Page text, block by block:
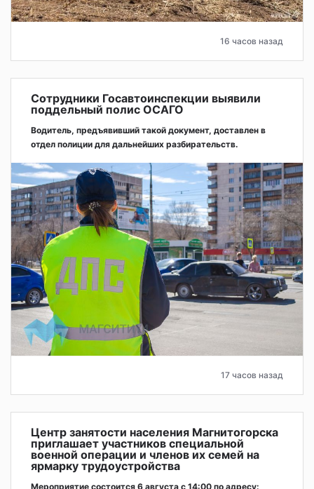
16 часов назад
Сотрудники Госавтоинспекции выявили
поддельный полис ОСАГО
Водитель, предъявивший такой документ, доставлен в
отдел полиции для дальнейших разбирательств.
17 часов назад
Центр занятости населения Магнитогорска
приглашает участников специальной
военной операции и членов их семей на
ярмарку трудоустройства
Мероприятие состоится 6 августа с 14:00 по адресу: